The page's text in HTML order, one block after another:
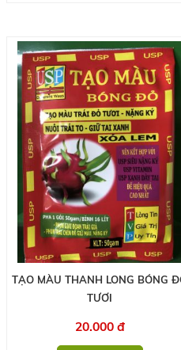
TẠO MÀU THANH LONG BÓNG
TƯƠI
20.000 đ